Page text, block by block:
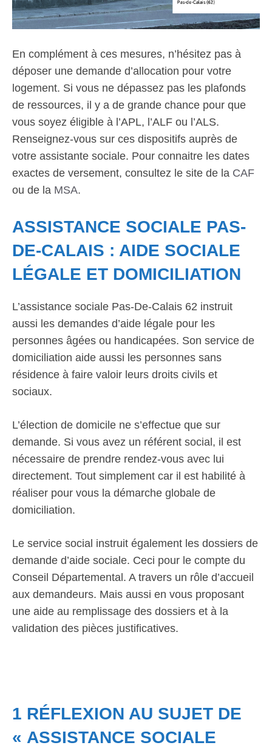
En complément à ces mesures, n’hésitez pas à
déposer une demande d’allocation pour votre
logement. Si vous ne dépassez pas les plafonds
de ressources, il y a de grande chance pour que
vous soyez éligible à l’APL, l’ALF ou l’ALS.
Renseignez-vous sur ces dispositifs auprès de
votre assistante sociale. Pour connaitre les dates
exactes de versement, consultez le site de la CAF
ou de la MSA.
ASSISTANCE SOCIALE PAS-
DE-CALAIS : AIDE SOCIALE
LÉGALE ET DOMICILIATION
L’assistance sociale Pas-De-Calais 62 instruit
aussi les demandes d’aide légale pour les
personnes âgées ou handicapées. Son service de
domiciliation aide aussi les personnes sans
résidence à faire valoir leurs droits civils et
sociaux.
L’élection de domicile ne s’effectue que sur
demande. Si vous avez un référent social, il est
nécessaire de prendre rendez-vous avec lui
directement. Tout simplement car il est habilité à
réaliser pour vous la démarche globale de
domiciliation.
Le service social instruit également les dossiers de
demande d’aide sociale. Ceci pour le compte du
Conseil Départemental. A travers un rôle d’accueil
aux demandeurs. Mais aussi en vous proposant
une aide au remplissage des dossiers et à la
validation des pièces justificatives.
1 RÉFLEXION AU SUJET DE
« ASSISTANCE SOCIALE